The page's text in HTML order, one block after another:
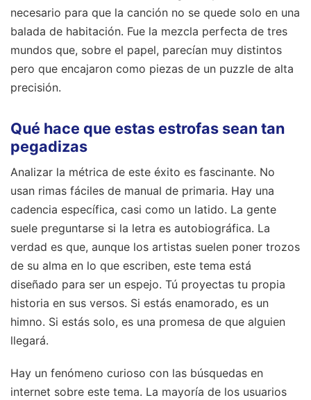
necesario para que la canción no se quede solo en una
balada de habitación. Fue la mezcla perfecta de tres
mundos que, sobre el papel, parecían muy distintos
pero que encajaron como piezas de un puzzle de alta
precisión.
Qué hace que estas estrofas sean tan
pegadizas
Analizar la métrica de este éxito es fascinante. No
usan rimas fáciles de manual de primaria. Hay una
cadencia específica, casi como un latido. La gente
suele preguntarse si la letra es autobiográfica. La
verdad es que, aunque los artistas suelen poner trozos
de su alma en lo que escriben, este tema está
diseñado para ser un espejo. Tú proyectas tu propia
historia en sus versos. Si estás enamorado, es un
himno. Si estás solo, es una promesa de que alguien
llegará.
Hay un fenómeno curioso con las búsquedas en
internet sobre este tema. La mayoría de los usuarios